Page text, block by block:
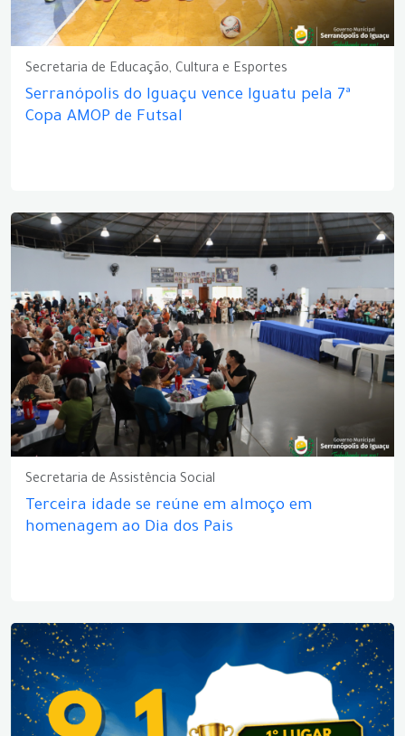
Secretaria de Educação, Cultura e Esportes
Serranópolis do Iguaçu vence Iguatu pela 7ª
Copa AMOP de Futsal
Secretaria de Assistência Social
Terceira idade se reúne em almoço em
homenagem ao Dia dos Pais